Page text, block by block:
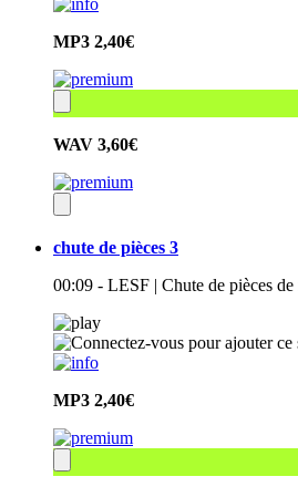
MP3 2,40€
WAV 3,60€
chute de pièces 3
00:09 - LESF | Chute de pièces
MP3 2,40€